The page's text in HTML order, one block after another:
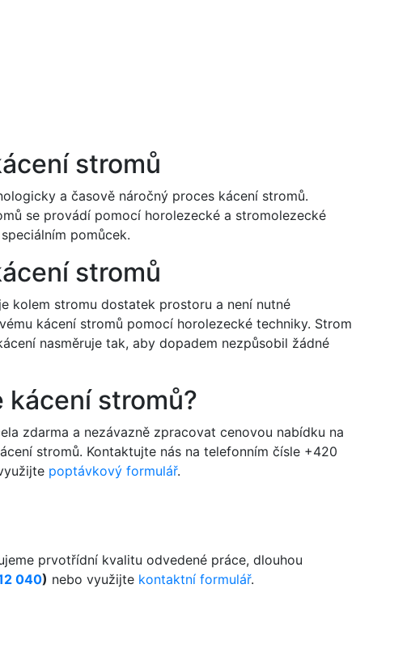
stromů
a časově náročný proces kácení stromů.
se provádí pomocí horolezecké a stromolezecké
pomůcek.
stromů
kolem stromu dostatek prostoru a není nutné
kácení stromů pomocí horolezecké techniky. Strom
nasměruje tak, aby dopadem nezpůsobil žádné
kácení stromů?
zdarma a nezávazně zpracovat cenovou nabídku na
stromů. Kontaktujte nás na telefonním čísle +420
poptávkový formulář.
prvotřídní kvalitu odvedené práce, dlouhou
040) nebo využijte kontaktní formulář.